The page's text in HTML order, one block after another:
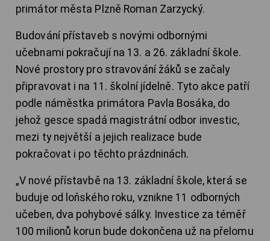
primátor města Plzně Roman Zarzycký.
Budování přístaveb s novými odbornými
učebnami pokračují na 13. a 26. základní škole.
Nové prostory pro stravování žáků se začaly
připravovat i na 11. školní jídelně. Tyto akce patří
podle náměstka primátora Pavla Bosáka, do
jehož gesce spadá magistrátní odbor investic,
mezi ty největší a jejich realizace bude
pokračovat i po těchto prázdninách.
„V nové přístavbě na 13. základní škole, která se
buduje od loňského roku, vznikne 11 odborných
učeben, dva pohybové sálky. Investice za téměř
100 milionů korun bude dokončena už na přelomu